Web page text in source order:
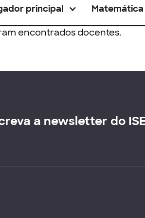
principal Matemática
encontrados docentes.
a newsletter do